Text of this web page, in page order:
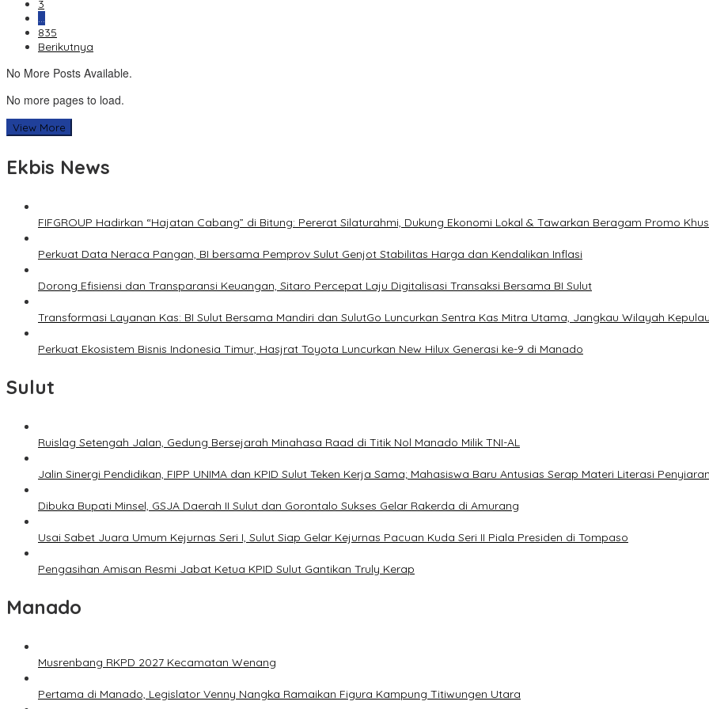
3
…
835
Berikutnya
No More Posts Available.
No more pages to load.
View More
Ekbis News
FIFGROUP Hadirkan “Hajatan Cabang” di Bitung: Pererat Silaturahmi, Dukung Ekonomi Lokal & Tawarkan Beragam Promo
Perkuat Data Neraca Pangan, BI bersama Pemprov Sulut Genjot Stabilitas Harga dan Kendalikan Inflasi
Dorong Efisiensi dan Transparansi Keuangan, Sitaro Percepat Laju Digitalisasi Transaksi Bersama BI Sulut
Transformasi Layanan Kas: BI Sulut Bersama Mandiri dan SulutGo Luncurkan Sentra Kas Mitra Utama, Jangkau Wilayah
Perkuat Ekosistem Bisnis Indonesia Timur, Hasjrat Toyota Luncurkan New Hilux Generasi ke-9 di Manado
Sulut
Ruislag Setengah Jalan, Gedung Bersejarah Minahasa Raad di Titik Nol Manado Milik TNI-AL
Jalin Sinergi Pendidikan, FIPP UNIMA dan KPID Sulut Teken Kerja Sama; Mahasiswa Baru Antusias Serap Materi Literasi Penyiaran
Dibuka Bupati Minsel, GSJA Daerah II Sulut dan Gorontalo Sukses Gelar Rakerda di Amurang
Usai Sabet Juara Umum Kejurnas Seri I, Sulut Siap Gelar Kejurnas Pacuan Kuda Seri II Piala Presiden di Tompaso
Pengasihan Amisan Resmi Jabat Ketua KPID Sulut Gantikan Truly Kerap
Manado
Musrenbang RKPD 2027 Kecamatan Wenang
Pertama di Manado, Legislator Venny Nangka Ramaikan Figura Kampung Titiwungen Utara